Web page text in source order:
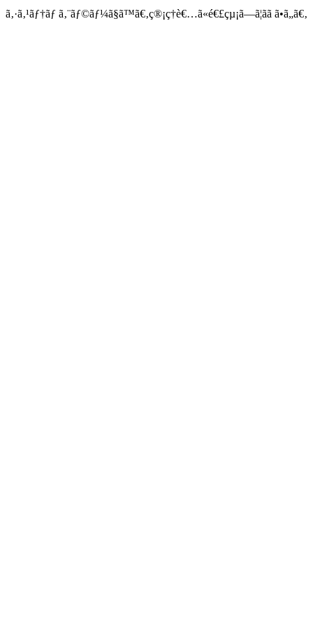
ã‚·ã‚¹ãƒ†ãƒ ã‚¨ãƒ©ãƒ¼ã§ã™ã€‚ç®¡ç†è€…ã«é€£çµ¡ã—ã¦ãã ã•ã„ã€‚